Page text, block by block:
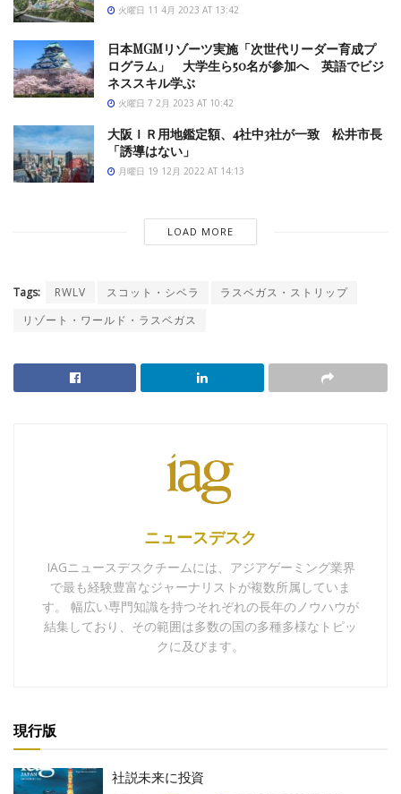
火曜日 11 4月 2023 AT 13:42
日本MGMリゾーツ実施「次世代リーダー育成プ
ログラム」 大学生ら50名が参加へ 英語でビジ
ネススキル学ぶ
火曜日 7 2月 2023 AT 10:42
大阪ＩＲ用地鑑定額、4社中3社が一致 松井市長
「誘導はない」
月曜日 19 12月 2022 AT 14:13
LOAD MORE
Tags: RWLV スコット・シベラ
ラスベガス・ストリップ
リゾート・ワールド・ラスベガス
ニュースデスク
IAGニュースデスクチームには、アジアゲーミング業界
で最も経験豊富なジャーナリストが複数所属していま
す。 幅広い専門知識を持つそれぞれの長年のノウハウが
結集しており、その範囲は多数の国の多種多様なトピッ
クに及びます。
現行版
社説未来に投資